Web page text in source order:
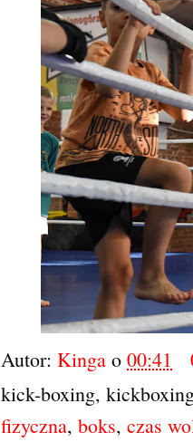
Autor: Kinga o 00:41
kick-boxing,
fizyczna, boks, czas